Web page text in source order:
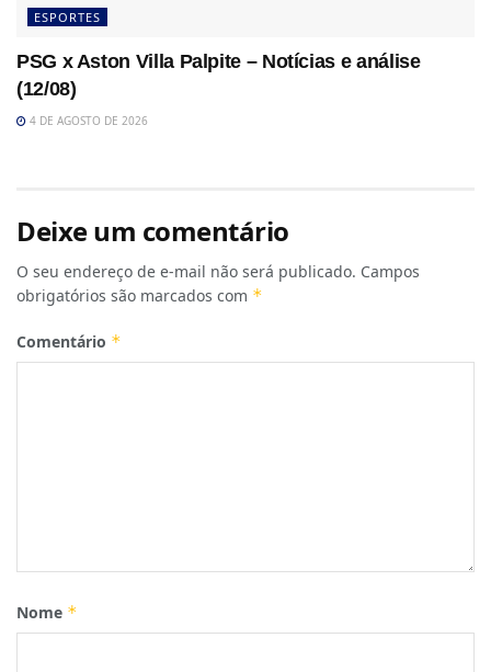
ESPORTES
PSG x Aston Villa Palpite – Notícias e análise
(12/08)
4 DE AGOSTO DE 2026
Deixe um comentário
O seu endereço de e-mail não será publicado. Campos
obrigatórios são marcados com *
Comentário *
Nome *